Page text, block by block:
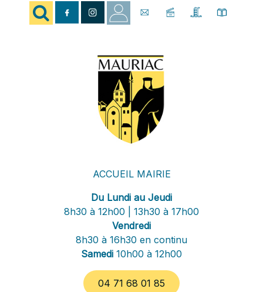
ACCUEIL MAIRIE
Du Lundi au Jeudi
8h30 à 12h00 | 13h30 à 17h00
Vendredi
8h30 à 16h30 en continu
Samedi 10h00 à 12h00
04 71 68 01 85